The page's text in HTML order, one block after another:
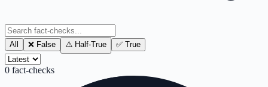
All ❌ False ⚠️ Half-True ✅ True
0 fact-checks